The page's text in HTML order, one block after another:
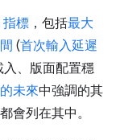
標 ，包括最大
(首次輸入延遲
、版面配置穩
未來中強調的其
會列在其中。